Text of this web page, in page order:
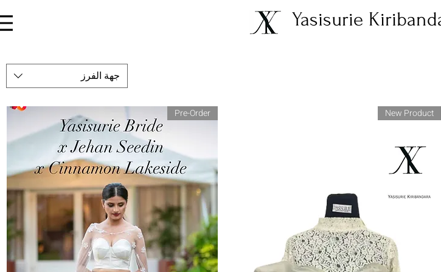
Yasisurie
جهة الفرز
New Product
Pre-Order